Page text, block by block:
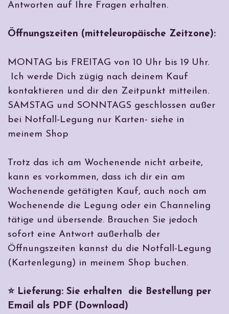
Antworten auf Ihre Fragen erhalten.
Öffnungszeiten (mitteleuropäische Zeitzone):
MONTAG bis FREITAG von 10 Uhr bis 19 Uhr.
Ich werde Dich zügig nach deinem Kauf
kontaktieren und dir den Zeitpunkt mitteilen.
SAMSTAG und SONNTAGS geschlossen außer
bei Notfall-Legung nur Karten- siehe in
meinem Shop
Trotz das ich am Wochenende nicht arbeite,
kann es vorkommen, dass ich dir ein am
Wochenende getätigten Kauf, auch noch am
Wochenende die Legung oder ein Channeling
tätige und übersende. Brauchen Sie jedoch
sofort eine Antwort außerhalb der
Öffnungszeiten kannst du die Notfall-Legung
(Kartenlegung) in meinem Shop buchen.
⭐ Lieferung: Sie erhalten die Bestellung per
Email als PDF (Download)